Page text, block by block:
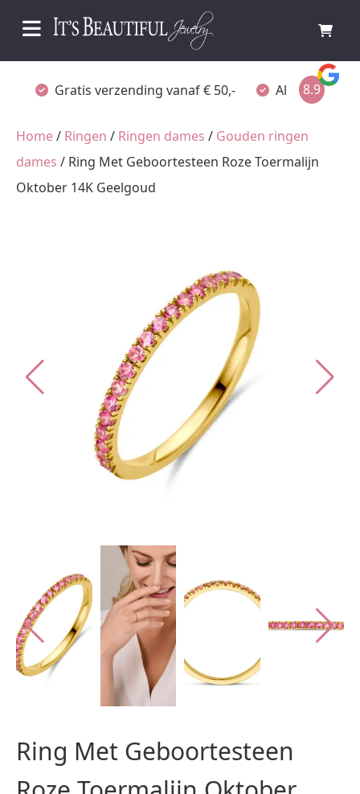
Gratis verzending vanaf € 50,- Altijd verpakt
8.9
Home/ Ringen / Ringen dames / Gouden ringen
dames / Ring Met Geboortesteen Roze Toermalijn
Oktober 14K Geelgoud
Ring Met Geboortesteen